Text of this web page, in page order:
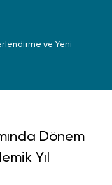
Dönem
Yıl